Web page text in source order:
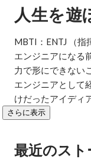
人生を遊
MBTI：ENTJ （指
エンジニアになる
力で形にできない
エンジニアとして
けだったアイディ
さらに表示
最近のスト